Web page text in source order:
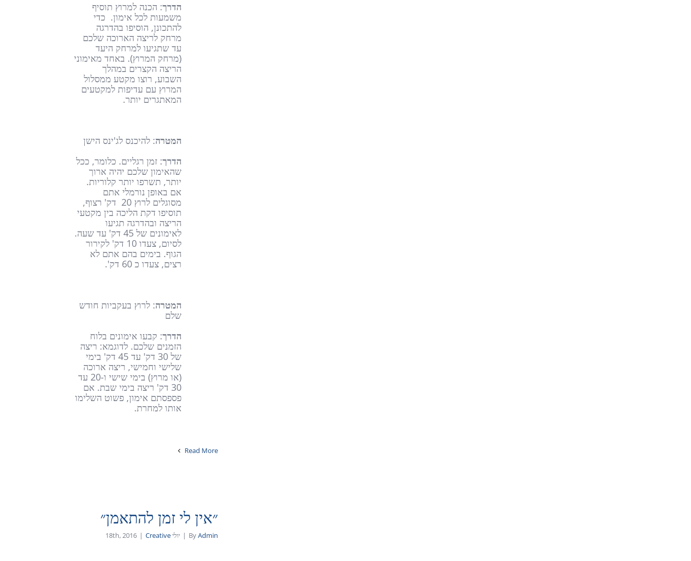
הדרך: הכנה למרוץ תוסיף
משמעות לכל אימון. כדי
להתכונן, הוסיפו בהדרגה
מרחק לריצה הארוכה שלכם
עד שתגיעו למרחק היעד
(מרחק המרוץ). באחד מאימוני
הריצה הקצרים במהלך
השבוע, רוצו מקטע ממסלול
המרוץ עם עדיפות למקטעים
המאתגרים יותר.
המטרה: להיכנס לג'ינס הישן
הדרך: זמן רגליים. כלומר, ככל
שהאימון שלכם יהיה ארוך
יותר, תשרפו יותר קלוריות.
אם באופן נורמלי אתם
מסוגלים לרוץ 20 דק' רצוף,
תוסיפו דקת הליכה בין מקטעי
הריצה ובהדרגה תגיעו
לאימונים של 45 דק' עד שעה.
לסיום, צעדו 10 דק' לקירור
הגוף. בימים בהם אתם לא
רצים, צעדו כ 60 דק'.
המטרה: לרוץ בעקביות חודש
שלם
הדרך: קבעו אימונים בלוח
הזמנים שלכם. לדוגמא: ריצה
של 30 דק' עד 45 דק' בימי
שלישי וחמישי, ריצה ארוכה
(או מרוץ) בימי שישי ו-20 עד
30 דק' ריצה בימי שבת. אם
פספסתם אימון, פשוט השלימו
אותו למחרת.
Read More
״אין לי זמן להתאמן״
ByAdmin
| יולי 18th, 2016 | Creative